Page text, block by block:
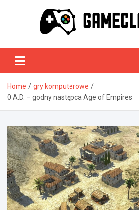
GameClash.pl
Home
gry komputerowe
0 A.D. – godny następca Age of Empires